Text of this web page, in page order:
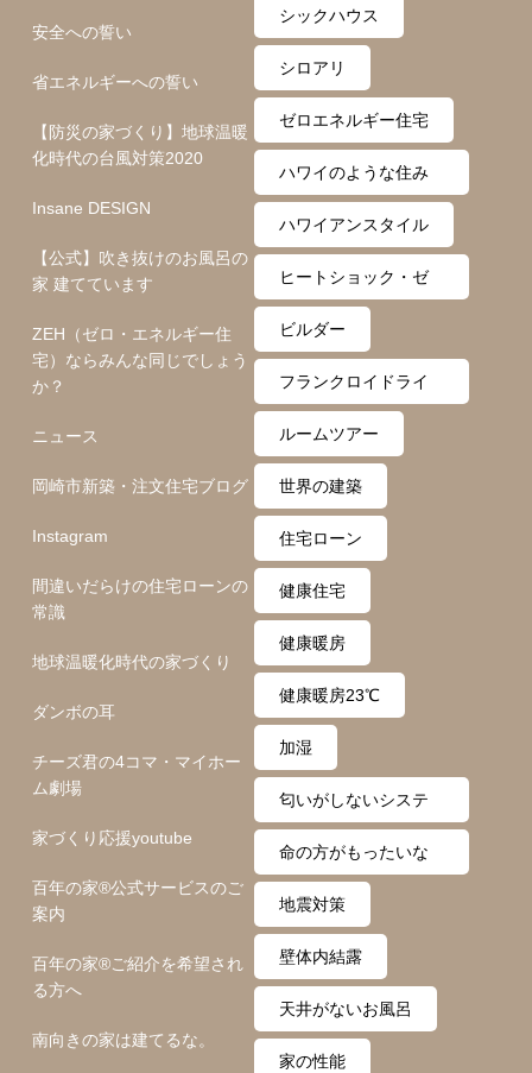
安全への誓い
省エネルギーへの誓い
【防災の家づくり】地球温暖
化時代の台風対策2020
Insane DESIGN
【公式】吹き抜けのお風呂の
家 建てています
ZEH（ゼロ・エネルギー住
宅）ならみんな同じでしょう
か？
ニュース
岡崎市新築・注文住宅ブログ
Instagram
間違いだらけの住宅ローンの
常識
地球温暖化時代の家づくり
ダンボの耳
チーズ君の4コマ・マイホー
ム劇場
家づくり応援youtube
百年の家®️公式サービスのご
案内
百年の家®️ご紹介を希望され
る方へ
南向きの家は建てるな。
シックハウス
シロアリ
ゼロエネルギー住宅
ハワイのような住み
心地
ハワイアンスタイル
ヒートショック・ゼ
ロ月間
ビルダー
フランクロイドライ
ト
ルームツアー
世界の建築
住宅ローン
健康住宅
健康暖房
健康暖房23℃
加湿
匂いがしないシステ
ム
命の方がもったいな
い
地震対策
壁体内結露
天井がないお風呂
家の性能